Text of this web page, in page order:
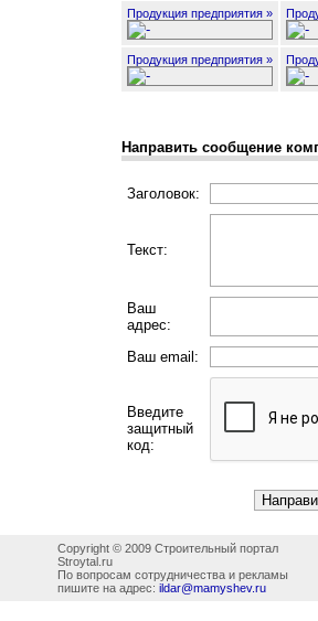
Продукция предприятия »
Продукция предприятия »
Направить сообщение
Заголовок:
Текст:
Ваш
адрес:
Ваш email:
Введите
защитный
код:
Copyright © 2009 Строительный портал
Stroytal.ru
По вопросам сотрудничества и рекламы
пишите на адрес: ildar@mamyshev.ru